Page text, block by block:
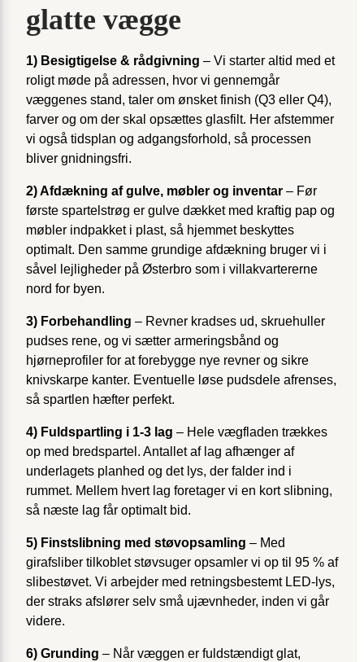
glatte vægge
1) Besigtigelse & rådgivning – Vi starter altid med et
roligt møde på adressen, hvor vi gennemgår
væggenes stand, taler om ønsket finish (Q3 eller Q4),
farver og om der skal opsættes glasfilt. Her afstemmer
vi også tidsplan og adgangsforhold, så processen
bliver gnidningsfri.
2) Afdækning af gulve, møbler og inventar – Før
første spartelstrøg er gulve dækket med kraftig pap og
møbler indpakket i plast, så hjemmet beskyttes
optimalt. Den samme grundige afdækning bruger vi i
såvel lejligheder på Østerbro som i villakvartererne
nord for byen.
3) Forbehandling – Revner kradses ud, skruehuller
pudses rene, og vi sætter armeringsbånd og
hjørneprofiler for at forebygge nye revner og sikre
knivskarpe kanter. Eventuelle løse pudsdele afrenses,
så spartlen hæfter perfekt.
4) Fuldspartling i 1-3 lag – Hele vægfladen trækkes
op med bredspartel. Antallet af lag afhænger af
underlagets planhed og det lys, der falder ind i
rummet. Mellem hvert lag foretager vi en kort slibning,
så næste lag får optimalt bid.
5) Finstslibning med støvopsamling – Med
girafsliber tilkoblet støvsuger opsamler vi op til 95 % af
slibestøvet. Vi arbejder med retningsbestemt LED-lys,
der straks afslører selv små ujævnheder, inden vi går
videre.
6) Grunding – Når væggen er fuldstændigt glat,